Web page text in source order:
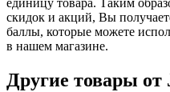
единицу товара. Таким
скидок и акций, Вы
баллы, которые можете
в нашем магазине.
Другие товары